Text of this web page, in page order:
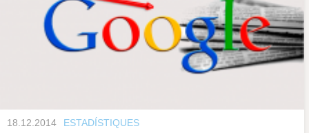
u
18.12.2014 ESTADÍSTIQUES